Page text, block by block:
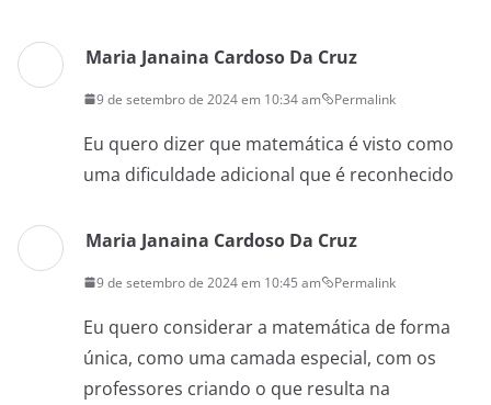
Maria Janaina Cardoso Da Cruz
9 de setembro de 2024 em 10:34 am Permalink
Eu quero dizer que matemática é visto como
uma dificuldade adicional que é reconhecido
Maria Janaina Cardoso Da Cruz
9 de setembro de 2024 em 10:45 am Permalink
Eu quero considerar a matemática de forma
única, como uma camada especial, com os
professores criando o que resulta na